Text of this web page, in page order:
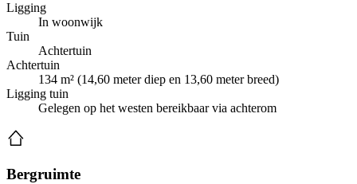
Ligging
In woonwijk
Tuin
Achtertuin
Achtertuin
134 m² (14,60 meter diep en 13,60 meter breed)
Ligging tuin
Gelegen op het westen bereikbaar via achterom
Bergruimte